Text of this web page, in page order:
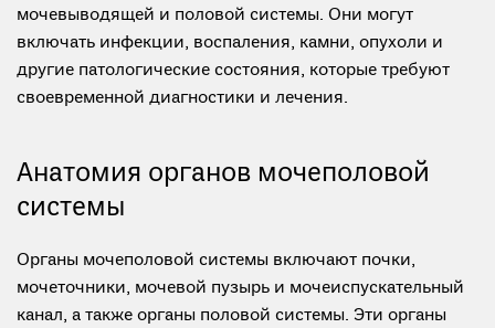
мочевыводящей и половой системы. Они могут
включать инфекции, воспаления, камни, опухоли и
другие патологические состояния, которые требуют
своевременной диагностики и лечения.
Анатомия органов мочеполовой
системы
Органы мочеполовой системы включают почки,
мочеточники, мочевой пузырь и мочеиспускательный
канал, а также органы половой системы. Эти органы